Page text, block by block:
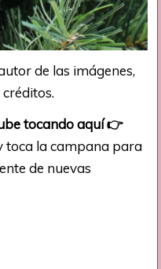
de las imágenes,
tocando aquí👉
toca la campana para
de nuevas